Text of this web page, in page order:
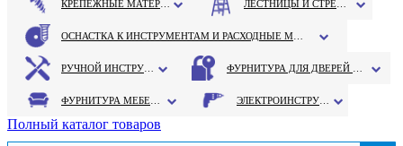
Полный каталог товаров